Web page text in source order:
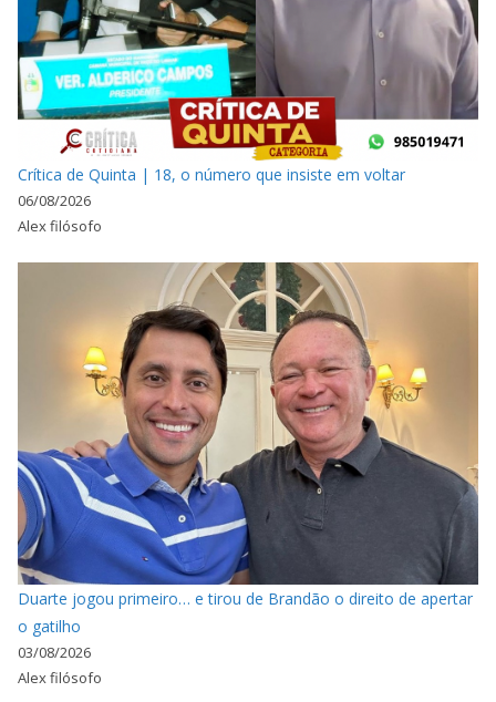
Crítica de Quinta | 18, o número que insiste em voltar
06/08/2026
Alex filósofo
Duarte jogou primeiro… e tirou de Brandão o direito de apertar
o gatilho
03/08/2026
Alex filósofo